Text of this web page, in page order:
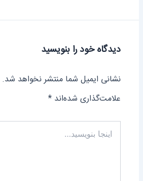
دیدگاه‌ خود را بنویسید
نشانی ایمیل شما منتشر نخواهد شد.
علامت‌گذاری شده‌اند*
اینجا